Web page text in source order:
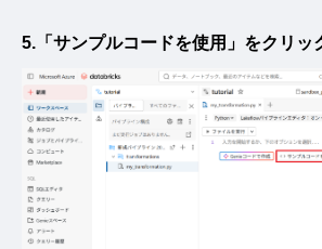
5.「サンプルコードを使用」をクリッ